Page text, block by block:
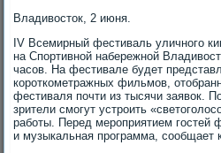
Владивосток, 2 июня.
IV Всемирный фестиваль уличного
на Спортивной набережной
часов. На фестивале будет
короткометражных фильмов,
фестиваля почти из тысячи заявок.
зрители смогут устроить
работы. Перед мероприятием гостей
и музыкальная программа, сообщает